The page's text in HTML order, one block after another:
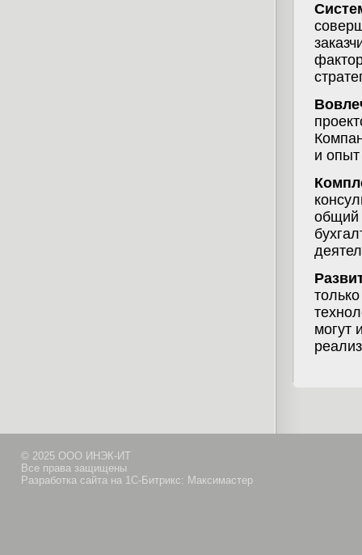
и
общий
могут
© 2025 ООО ИНЭК-ИТ
Все права защищены
Разработка сайта на 1С-Битрикс: Максимастер